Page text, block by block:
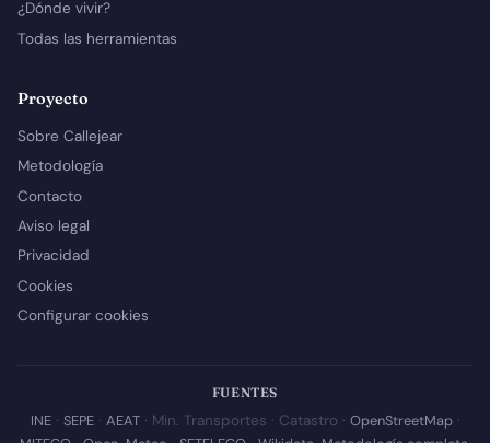
¿Dónde vivir?
Todas las herramientas
Proyecto
Sobre Callejear
Metodología
Contacto
Aviso legal
Privacidad
Cookies
Configurar cookies
FUENTES
INE· SEPE· AEAT· Min. Transportes · Catastro · OpenStreetMap·